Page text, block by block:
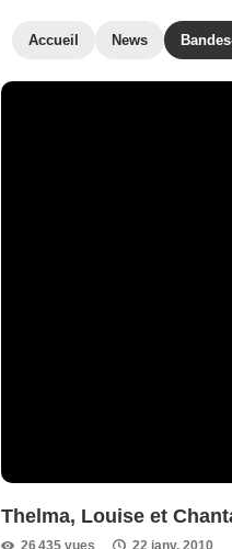
Accueil News
Thelma, Louise et
26 435 vues 22 janv. 2010